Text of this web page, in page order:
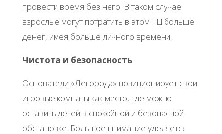
провести время без него. В таком случае
взрослые могут потратить в этом ТЦ больше
денег, имея больше личного времени.
Чистота и безопасность
Основатели «Легорода» позиционирует свои
игровые комнаты как место, где можно
оставить детей в спокойной и безопасной
обстановке. Большое внимание уделяется